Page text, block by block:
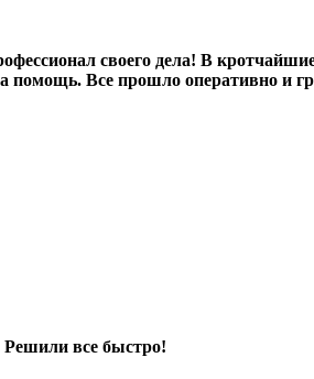
своего дела! В
помощь. Все прошло оперативно и
Решили все быстро!